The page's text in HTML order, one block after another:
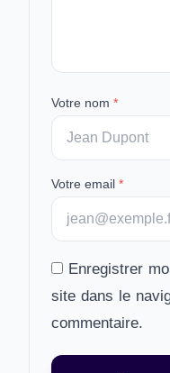
Votre nom *
Votre email *
Enregistrer
site dans le
commentaire.